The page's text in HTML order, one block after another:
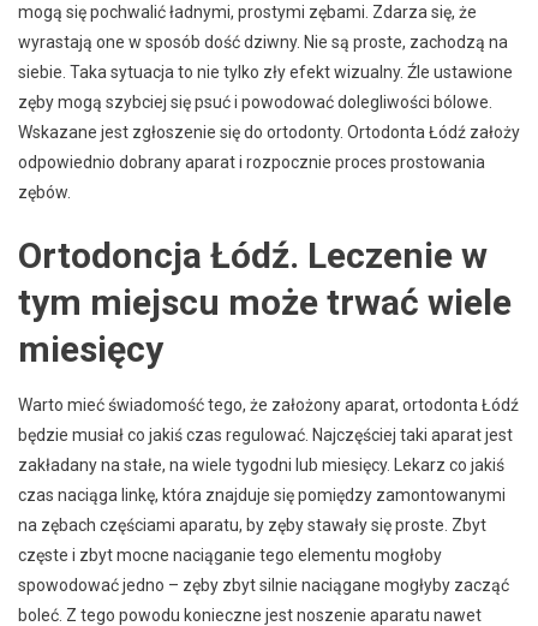
mogą się pochwalić ładnymi, prostymi zębami. Zdarza się, że
wyrastają one w sposób dość dziwny. Nie są proste, zachodzą na
siebie. Taka sytuacja to nie tylko zły efekt wizualny. Źle ustawione
zęby mogą szybciej się psuć i powodować dolegliwości bólowe.
Wskazane jest zgłoszenie się do ortodonty. Ortodonta Łódź założy
odpowiednio dobrany aparat i rozpocznie proces prostowania
zębów.
Ortodoncja Łódź. Leczenie w
tym miejscu może trwać wiele
miesięcy
Warto mieć świadomość tego, że założony aparat, ortodonta Łódź
będzie musiał co jakiś czas regulować. Najczęściej taki aparat jest
zakładany na stałe, na wiele tygodni lub miesięcy. Lekarz co jakiś
czas naciąga linkę, która znajduje się pomiędzy zamontowanymi
na zębach częściami aparatu, by zęby stawały się proste. Zbyt
częste i zbyt mocne naciąganie tego elementu mogłoby
spowodować jedno – zęby zbyt silnie naciągane mogłyby zacząć
boleć. Z tego powodu konieczne jest noszenie aparatu nawet